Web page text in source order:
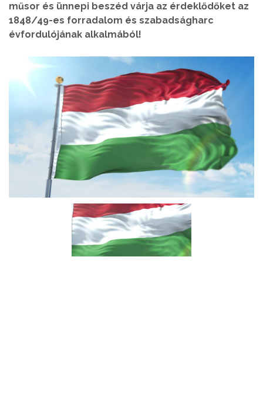
műsor és ünnepi beszéd várja az érdeklődőket az
1848/49-es forradalom és szabadságharc
évfordulójának alkalmából!